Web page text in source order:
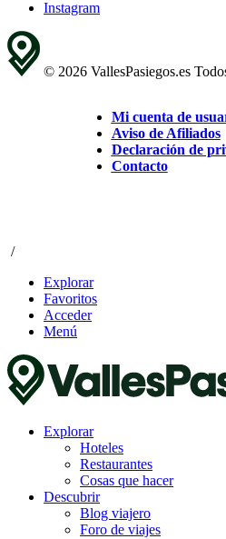
Instagram
© 2026 VallesPasiegos.es
Mi cuenta de
Aviso de Afiliados
Declaración de
Contacto
/
Explorar
Favoritos
Acceder
Menú
Explorar
Hoteles
Restaurantes
Cosas que hacer
Descubrir
Blog viajero
Foro de viajes